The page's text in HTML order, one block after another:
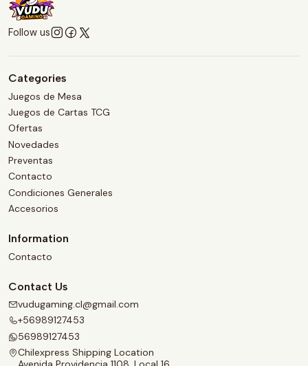
Follow us
Categories
Juegos de Mesa
Juegos de Cartas TCG
Ofertas
Novedades
Preventas
Contacto
Condiciones Generales
Accesorios
Information
Contacto
Contact Us
vudugaming.cl@gmail.com
+56989127453
56989127453
Chilexpress Shipping Location